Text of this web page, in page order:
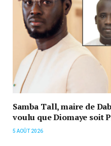
Samba Tall, maire de
voulu que Diomaye soit
5 AOÛT 2026